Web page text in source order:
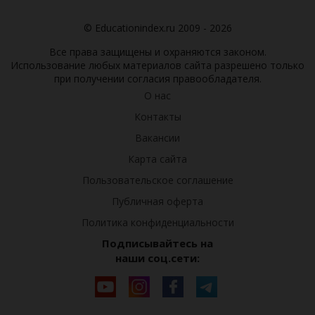
© Educationindex.ru 2009 - 2026
Все права защищены и охраняются законом.
Использование любых материалов сайта разрешено только
при получении согласия правообладателя.
О нас
Контакты
Вакансии
Карта сайта
Пользовательское соглашение
Публичная оферта
Политика конфиденциальности
Подписывайтесь на
наши соц.сети: